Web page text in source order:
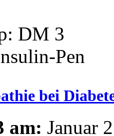
DM 3
Pen
bei
am: Januar